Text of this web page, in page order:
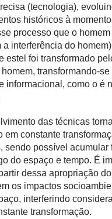
(tecnologia),
históricos à
processo que o
a interferência do
estel foi transformado
transformando-
informacional, como o é
das técnicas
em constante
sendo possível acumular
do espaço e tempo. É
dessa apropriação
os impactos
interferindo
transformação.